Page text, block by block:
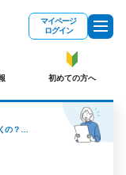
マイページ
ログイン
初めての方へ